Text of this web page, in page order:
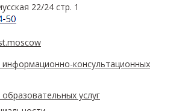
22/24 стр. 1
консультационных
услуг